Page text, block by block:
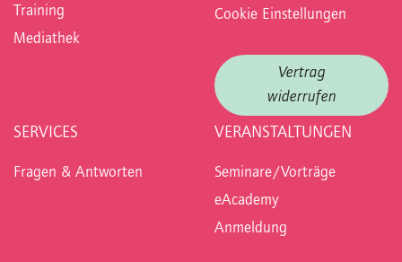
Training
Mediathek
Cookie Einstellungen
Vertrag
widerrufen
SERVICES
Fragen & Antworten
VERANSTALTUNGEN
Seminare/Vorträge
eAcademy
Anmeldung